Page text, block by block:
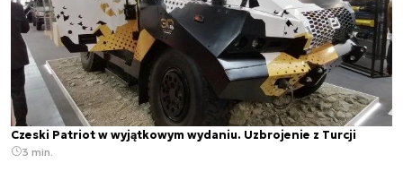
Czeski Patriot w wyjątkowym wydaniu. Uzbrojenie z Turcji
3 min.